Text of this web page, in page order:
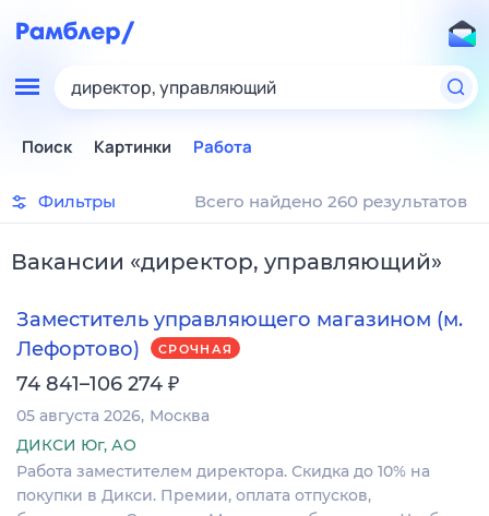
директор, управляющий
Поиск Картинки Работа
Фильтры Всего найдено 260 результатов
Вакансии «директор, управляющий»
Заместитель управляющего магазином (м.
Лефортово)
СРОЧНАЯ
74 841–106 274 ₽
05 августа 2026 Москва
ДИКСИ Юг, АО
Работа заместителем директора. Скидка до 10% на
покупки в Дикси. Премии, оплата отпусков,